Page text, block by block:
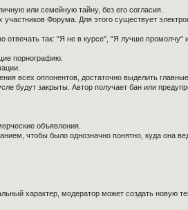
или семейную тайну, без его согласия.
Форума. Для этого существует
так: "Я не в курсе", "Я лучше промолчу"
порнографию.
всех оппонентов, достаточно выделить
будут закрыты. Автор получает бан или
объявления.
чтобы было однозначно понятно, куда она
характер, модератор может создать новую